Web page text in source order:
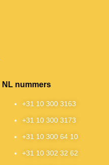
NL nummers
+31 10 300 3163
+31 10 300 3173
+31 10 300 64 10
+31 10 302 32 62